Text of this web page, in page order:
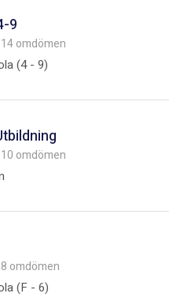
9
14 omdömen
(4 - 9)
10 omdömen
8 omdömen
(F - 6)